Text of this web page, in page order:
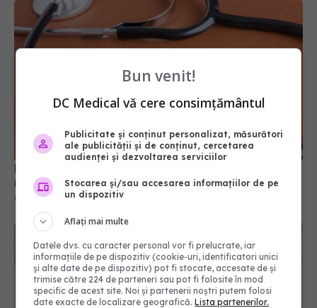
La ce semne de alarmă trebuie să fii atent dacă
iei diuretice
03 apr 2026, 15:45
Bun venit!
DC Medical vă cere consimțământul
Publicitate și conținut personalizat, măsurători
ale publicității și de conținut, cercetarea
audienței și dezvoltarea serviciilor
Stocarea și/sau accesarea informațiilor de pe
un dispozitiv
Aflați mai multe
Datele dvs. cu caracter personal vor fi prelucrate, iar
informațiile de pe dispozitiv (cookie-uri, identificatori unici
și alte date de pe dispozitiv) pot fi stocate, accesate de și
trimise către 224 de parteneri sau pot fi folosite în mod
specific de acest site. Noi și partenerii noștri putem folosi
date exacte de localizare geografică.Lista partenerilor.